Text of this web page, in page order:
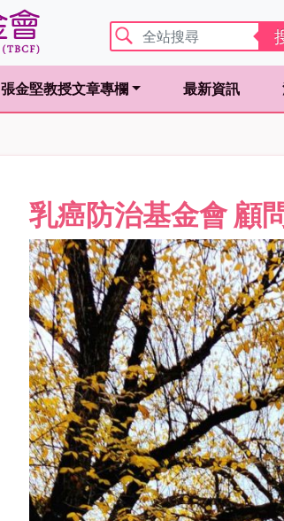
張金堅教授文章專欄
最新資訊
乳癌防治基金會 顧